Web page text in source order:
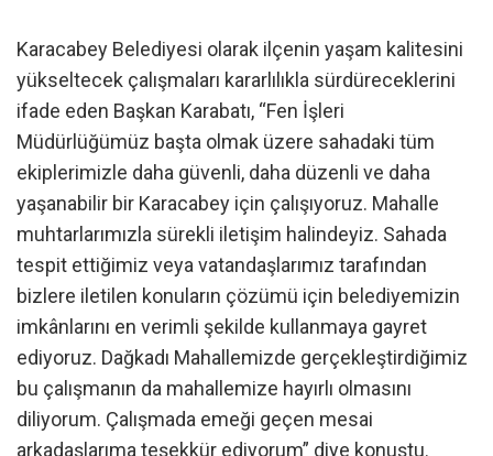
Karacabey Belediyesi olarak ilçenin yaşam kalitesini
yükseltecek çalışmaları kararlılıkla sürdüreceklerini
ifade eden Başkan Karabatı, “Fen İşleri
Müdürlüğümüz başta olmak üzere sahadaki tüm
ekiplerimizle daha güvenli, daha düzenli ve daha
yaşanabilir bir Karacabey için çalışıyoruz. Mahalle
muhtarlarımızla sürekli iletişim halindeyiz. Sahada
tespit ettiğimiz veya vatandaşlarımız tarafından
bizlere iletilen konuların çözümü için belediyemizin
imkânlarını en verimli şekilde kullanmaya gayret
ediyoruz. Dağkadı Mahallemizde gerçekleştirdiğimiz
bu çalışmanın da mahallemize hayırlı olmasını
diliyorum. Çalışmada emeği geçen mesai
arkadaşlarıma teşekkür ediyorum” diye konuştu.